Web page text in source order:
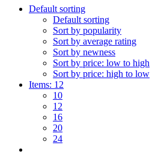
Default sorting
Default sorting
Sort by popularity
Sort by average rating
Sort by newness
Sort by price: low to high
Sort by price: high to low
Items: 12
10
12
16
20
24